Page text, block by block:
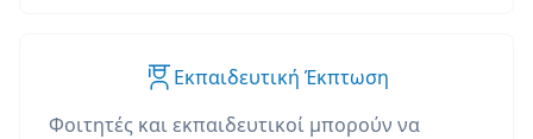
Εκπαιδευτική Έκπτωση
Φοιτητές και εκπαιδευτικοί μπορούν να